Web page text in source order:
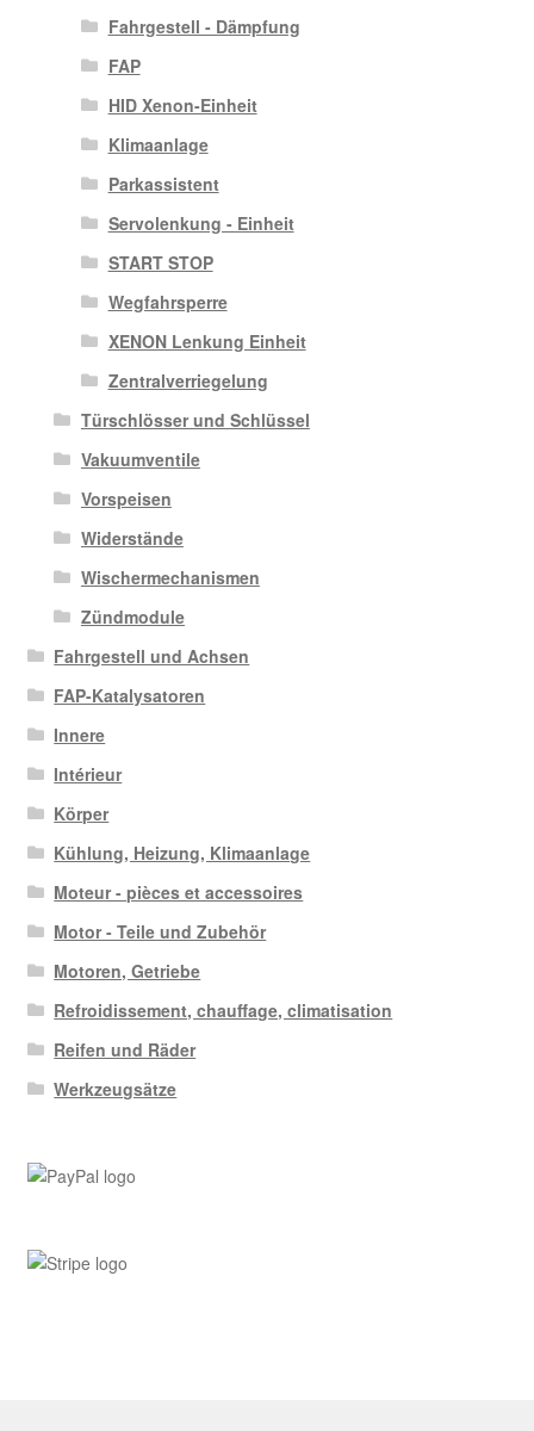
Fahrgestell - Dämpfung
FAP
HID Xenon-Einheit
Klimaanlage
Parkassistent
Servolenkung - Einheit
START STOP
Wegfahrsperre
XENON Lenkung Einheit
Zentralverriegelung
Türschlösser und Schlüssel
Vakuumventile
Vorspeisen
Widerstände
Wischermechanismen
Zündmodule
Fahrgestell und Achsen
FAP-Katalysatoren
Innere
Intérieur
Körper
Kühlung, Heizung, Klimaanlage
Moteur - pièces et accessoires
Motor - Teile und Zubehör
Motoren, Getriebe
Refroidissement, chauffage, climatisation
Reifen und Räder
Werkzeugsätze